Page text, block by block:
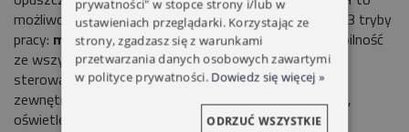
możliwość ustawienia indywidualnych godzin. Posiada 3 tryby
pracy: manualny, automatyczny i losowy.
Kompatybilność
ze wszystkimi urządzeniami naszych marek umożliwia
sterowanie zarówno roletami wewnętrznymi jaki
zewnętrznymi, a także firanami, zasłonami, markizami,
oświetleniem itd.
prywatności" w stopce strony i/lub w
ustawieniach przeglądarki. Korzystając ze
strony, zgadzasz się z warunkami
przetwarzania danych osobowych zawartymi
w polityce prywatności. Dowiedz się więcej »
ODRZUĆ WSZYSTKIE